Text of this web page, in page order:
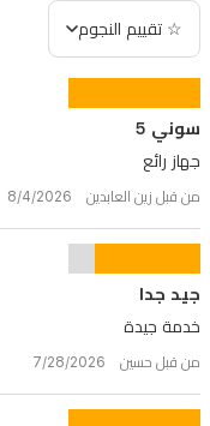
☆ تقييم النجوم
سوني 5
جهاز رائع
من قبل زين العابدين 8/4/2026
جيد جدا
خدمة جيدة
من قبل حسين 7/28/2026